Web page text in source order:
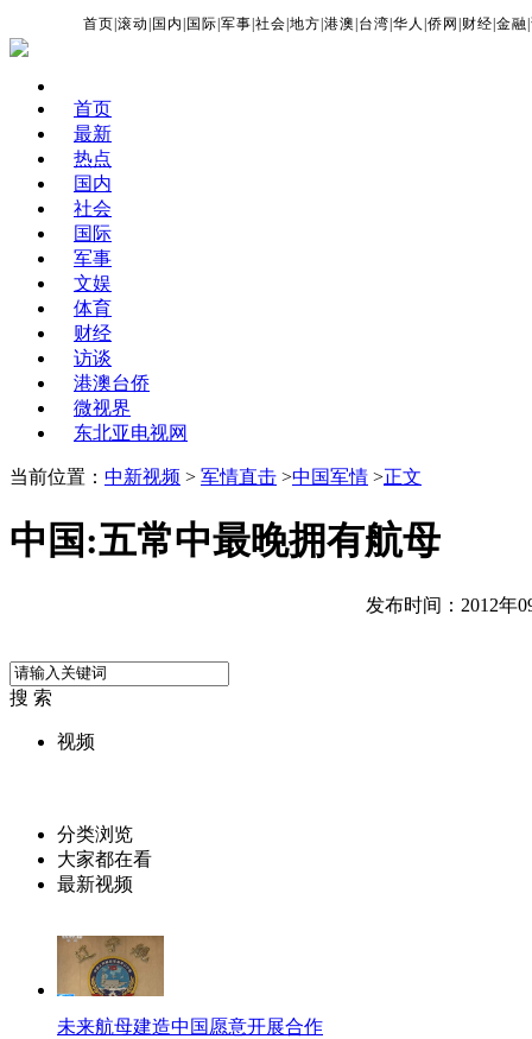
首页 |滚动 国内 国际 |军事 |社会 |地方 |港澳 台湾 |华人 |侨网 财经 |金融 |
首页
最新
热点
国内
社会
国际
军事
文娱
体育
财经
访谈
港澳台侨
微视界
东北亚电视网
当前位置： 中新视频 > 军情直击 >中国军情 >正文
中国:五常中最晚拥有航母
发布时间：2012年
搜 索
视频
分类浏览
大家都在看
最新视频
未来航母建造中国愿意开展合作